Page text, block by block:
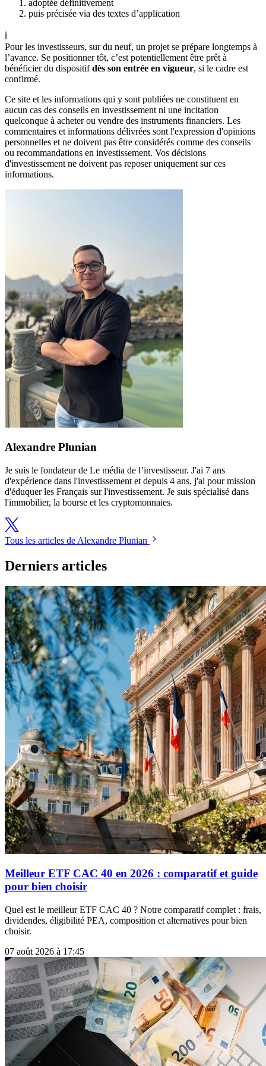
adoptée définitivement
puis précisée via des textes d’application
ℹ️
Pour les investisseurs, sur du neuf, un projet se prépare longtemps à
l’avance. Se positionner tôt, c’est potentiellement être prêt à
bénéficier du dispositifdès son entrée en vigueur, si le cadre est
confirmé.
Ce site et les informations qui y sont publiées ne constituent en
aucun cas des conseils en investissement ni une incitation
quelconque à acheter ou vendre des instruments financiers. Les
commentaires et informations délivrées sont l'expression d'opinions
personnelles et ne doivent pas être considérés comme des conseils
ou recommandations en investissement. Vos décisions
d'investissement ne doivent pas reposer uniquement sur ces
informations.
Alexandre Plunian
Je suis le fondateur de Le média de l’investisseur. J'ai 7 ans
d'expérience dans l'investissement et depuis 4 ans, j'ai pour mission
d'éduquer les Français sur l'investissement. Je suis spécialisé dans
l'immobilier, la bourse et les cryptomonnaies.
Tous les articles de Alexandre Plunian
Derniers articles
Meilleur ETF CAC 40 en 2026 : comparatif et guide
pour bien choisir
Quel est le meilleur ETF CAC 40 ? Notre comparatif complet : frais,
dividendes, éligibilité PEA, composition et alternatives pour bien
choisir.
07 août 2026 à 17:45